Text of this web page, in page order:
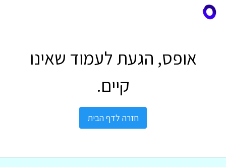
אופס, הגעת לעמוד שאינו
קיים.
חזרה לדף הבית